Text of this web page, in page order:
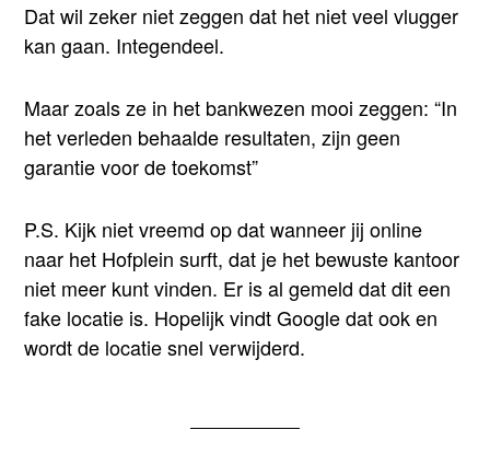
Dat wil zeker niet zeggen dat het niet veel vlugger
kan gaan. Integendeel.
Maar zoals ze in het bankwezen mooi zeggen: “In
het verleden behaalde resultaten, zijn geen
garantie voor de toekomst”
P.S. Kijk niet vreemd op dat wanneer jij online
naar het Hofplein surft, dat je het bewuste kantoor
niet meer kunt vinden. Er is al gemeld dat dit een
fake locatie is. Hopelijk vindt Google dat ook en
wordt de locatie snel verwijderd.